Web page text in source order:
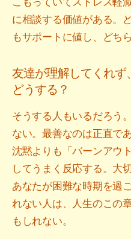
に相談する価値がある。
もサポートに値し、どち
友達が理解してくれず
どうする？
そうする人もいるだろう
ない。最善なのは正直で
沈黙よりも「バーンアウ
してうまく反応する。大
あなたが困難な時期を過
れない人は、人生のこの
もしれない。